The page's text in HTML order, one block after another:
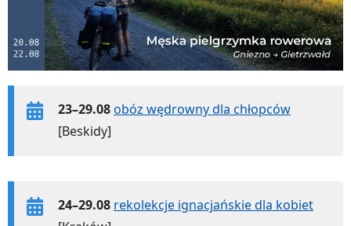
23–29.08obóz wędrowny dla chłopców
[Beskidy]
24–29.08 rekolekcje ignacjańskie dla kobiet